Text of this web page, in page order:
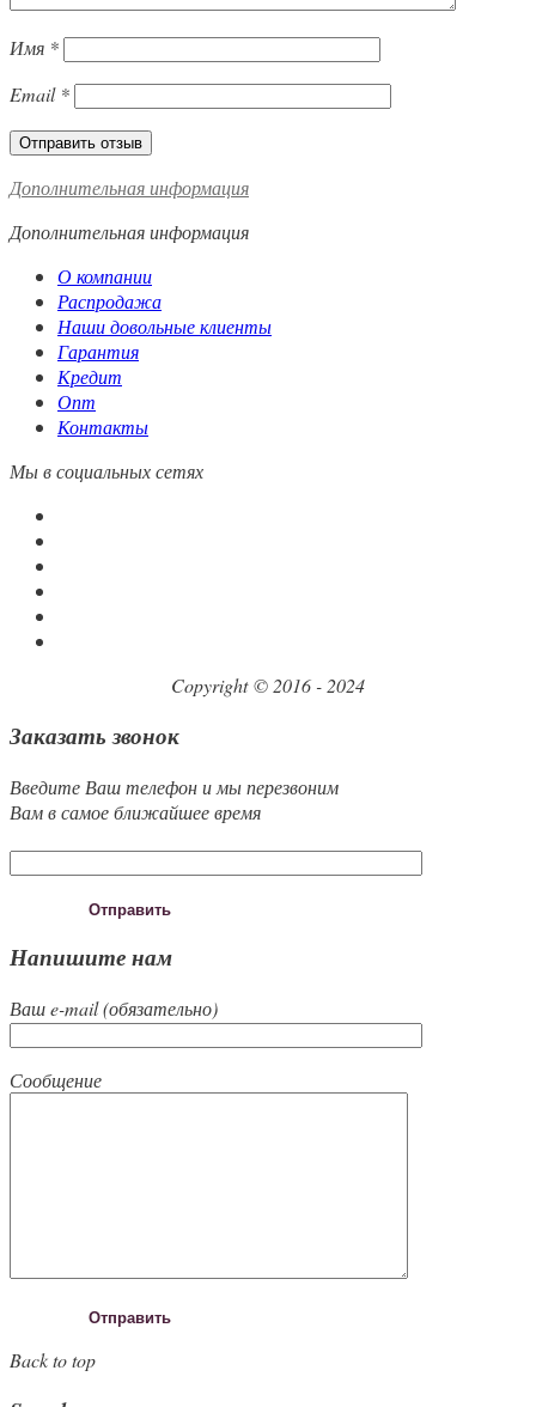
Имя *
Email *
Дополнительная информация
Дополнительная информация
О компании
Распродажа
Наши довольные клиенты
Гарантия
Кредит
Опт
Контакты
Мы в социальных сетях
Copyright © 2016 - 2024
Заказать звонок
Введите Ваш телефон и мы перезвоним
Вам в самое ближайшее время
Напишите нам
Ваш e-mail (обязательно)
Сообщение
Back to top